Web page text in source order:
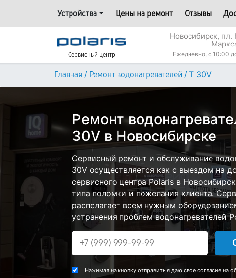
Устройства Цены на ремонт Отзывы
Сервисный центр
Новосибирск, пл.
Ежедневно, с 10:00
Главная / Ремонт водонагревателей / T 30V
Ремонт
30V в Новосибирске
Сервисный ремонт и обслуживание
30V осуществляется как с выездом на
сервисного центра Polaris в
типа поломки и пожелания клиента.
располагает всем нужным
устранения проблем водонагревателей
Нажимая на кнопку отправить я даю свое согласие на